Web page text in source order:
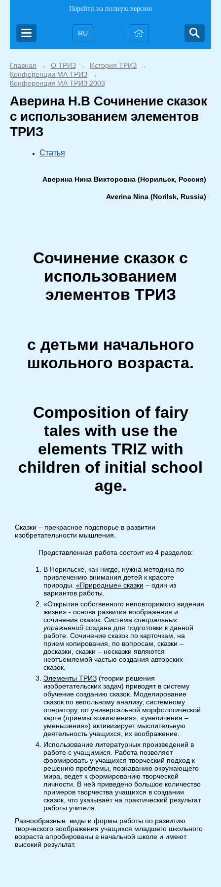
Перейти на полную версию
RU
Главная → О ТРИЗ → История ТРИЗ →
Конференции МА ТРИЗ →
Конференция МА ТРИЗ 2003
Аверина Н.В Сочинение сказок
с использованием элементов
ТРИЗ
Статья
Аверина Нина Викторовна (Норильск, Россия)
Averina Nina (Norilsk, Russia)
Сочинение сказок с
использованием
элементов ТРИЗ
с детьми начального
школьного возраста.
Composition of fairy
tales with use the
elements TRIZ with
children of initial school
age.
Сказки – прекрасное подспорье в развитии
изобретательности мышления.
Представленная работа состоит из 4 разделов:
В Норильске, как нигде, нужна методика по
привлечению внимания детей к красоте
природы. «Природные» сказки – один из
вариантов работы.
«Открытие собственного неповторимого видения
жизни» - основа развития воображения и
сочинения сказок. Система специальных
упражненийсоздана для подготовки к данной
работе. Сочинение сказок по карточкам, на
прием копирования, по вопросам, сказки –
досказки, сказки – несказки являются
неотъемлемой частью создания авторских
сказок.
Элементы ТРИЗ(теории решения
изобретательских задач) приводят в систему
обучение созданию сказок. Моделирование
сказок по вепольному анализу, системному
оператору, по универсальной морфологической
карте (приемы «оживления», «увеличения –
уменьшения») активизирует мыслительную
деятельность учащихся, их воображение.
Использование литературных произведений в
работе с учащимися. Работа позволяет
формировать у учащихся творческий подход к
решению проблемы, познаванию окружающего
мира, ведет к формированию творческой
личности. В ней приведено большое количество
примеров творчества учащихся в создании
сказок, что указывает на практический результат
работы учителя.
Разнообразные виды и формы работы по развитию
творческого воображения учащихся младшего школьного
возраста апробированы в начальной школе и имеют
высокий результат.